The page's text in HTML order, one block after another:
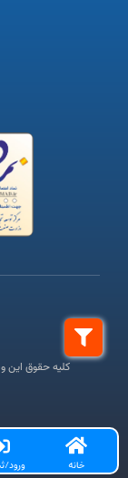
خانه
ورود/
کلیه حقوق این